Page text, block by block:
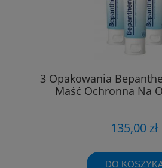
3 Opakowania
Maść Ochronna Na
135,00 zł
DO